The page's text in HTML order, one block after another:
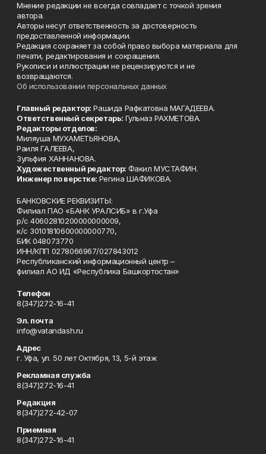
Мнение редакции не всегда совпадает с точкой зрения
автора.
Авторы несут ответственность за достоверность
предоставленной информации.
Редакция сохраняет за собой право выбора материала для
печати, редактирования и сокращения.
Рукописи и иллюстрации не рецензируются и не
возвращаются.
Об использовании персональных данных
Главный редактор: Рашида Рафкатовна МАГАДЕЕВА.
Ответственный секретарь: Гульназ РАХМЕТОВА.
Редакторы отделов:
Миляуша МУХАМЕТЬЯНОВА,
Раиля ГАЛЕЕВА,
Зульфия ХАННАНОВА.
Художественный редактор: Факил МУСТАФИН.
Инженер по верстке: Регина ШАФИКОВА.
БАНКОВСКИЕ РЕКВИЗИТЫ:
Филиал ПАО «БАНК УРАЛСИБ» в г.Уфа
р/с 40602810200000000009,
к/с 30101810600000000770,
БИК 048073770
ИНН/КПП 0278066967/027843012
Республиканский информационный центр –
филиал АО ИД «Республика Башкортостан»
Телефон
8(347)272-16-41
Эл. почта
info@vatandash.ru
Адрес
г. Уфа, ул. 50 лет Октября, 13, 5-й этаж
Рекламная служба
8(347)272-16-41
Редакция
8(347)272-42-07
Приемная
8(347)272-16-41